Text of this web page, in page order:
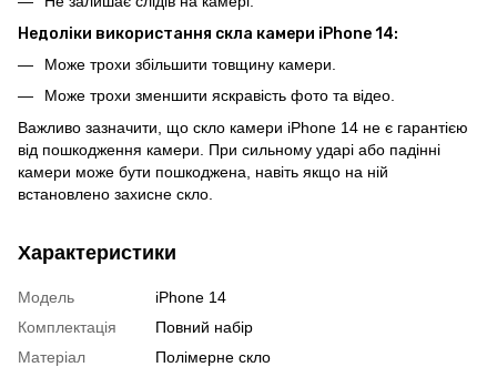
Недоліки використання скла камери iPhone 14:
Може трохи збільшити товщину камери.
Може трохи зменшити яскравість фото та відео.
Важливо зазначити, що скло камери iPhone 14 не є гарантією
від пошкодження камери. При сильному ударі або падінні
камери може бути пошкоджена, навіть якщо на ній
встановлено захисне скло.
Характеристики
Модель
iPhone 14
Комплектація
Повний набір
Матеріал
Полімерне скло